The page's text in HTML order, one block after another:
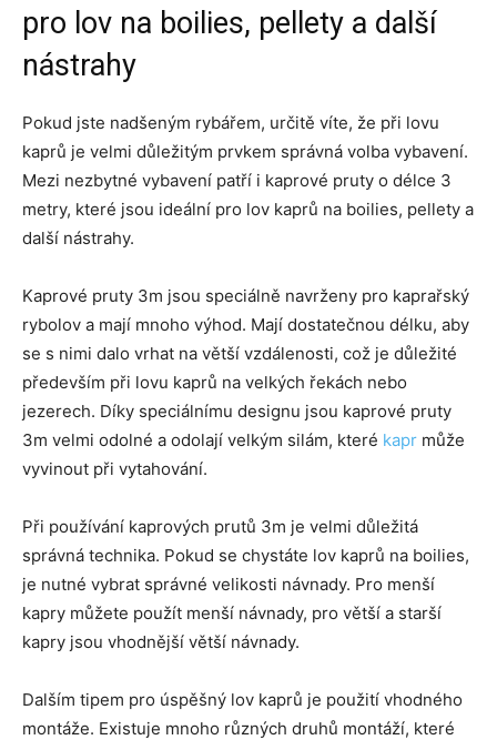
pro lov na boilies, pellety a další
nástrahy
Pokud jste nadšeným rybářem, určitě víte, že při lovu
kaprů je velmi důležitým prvkem správná volba vybavení.
Mezi nezbytné vybavení patří i kaprové pruty o délce 3
metry, které jsou ideální pro lov kaprů na boilies, pellety a
další nástrahy.
Kaprové pruty 3m jsou speciálně navrženy pro kaprařský
rybolov a mají mnoho výhod. Mají dostatečnou délku, aby
se s nimi dalo vrhat na větší vzdálenosti, což je důležité
především při lovu kaprů na velkých řekách nebo
jezerech. Díky speciálnímu designu jsou kaprové pruty
3m velmi odolné a odolají velkým silám, které kapr může
vyvinout při vytahování.
Při používání kaprových prutů 3m je velmi důležitá
správná technika. Pokud se chystáte lov kaprů na boilies,
je nutné vybrat správné velikosti návnady. Pro menší
kapry můžete použít menší návnady, pro větší a starší
kapry jsou vhodnější větší návnady.
Dalším tipem pro úspěšný lov kaprů je použití vhodného
montáže. Existuje mnoho různých druhů montáží, které